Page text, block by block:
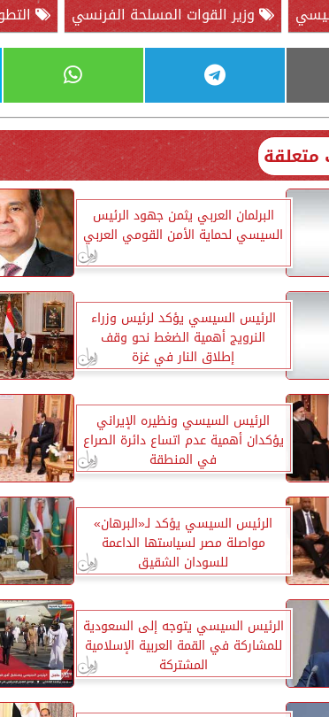
وزير القوات المسلحة الفرنسي
البرلمان العربي يثمن جهود الرئيس
السيسي لحماية الأمن القومي العربي
الرئيس السيسي يؤكد لرئيس وزراء
النرويج أهمية الضغط نحو وقف
إطلاق النار في غزة
الرئيس السيسي ونظيره الإيراني
يؤكدان أهمية عدم اتساع دائرة الصراع
في المنطقة
الرئيس السيسي يؤكد لـ«البرهان»
مواصلة مصر لسياستها الداعمة
للسودان الشقيق
الرئيس السيسي يتوجه إلى السعودية
للمشاركة في القمة العربية الإسلامية
المشتركة